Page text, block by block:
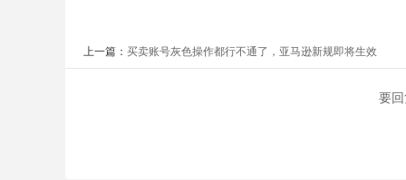
上一篇： 买卖账号灰色操作都行不通了，亚马逊新规即将生效
要